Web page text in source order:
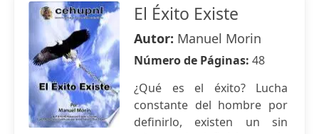
El Éxito Existe
Autor: Manuel Morin
Número de Páginas: 48
¿Qué es el éxito? Lucha
constante del hombre por
definirlo, existen un sin